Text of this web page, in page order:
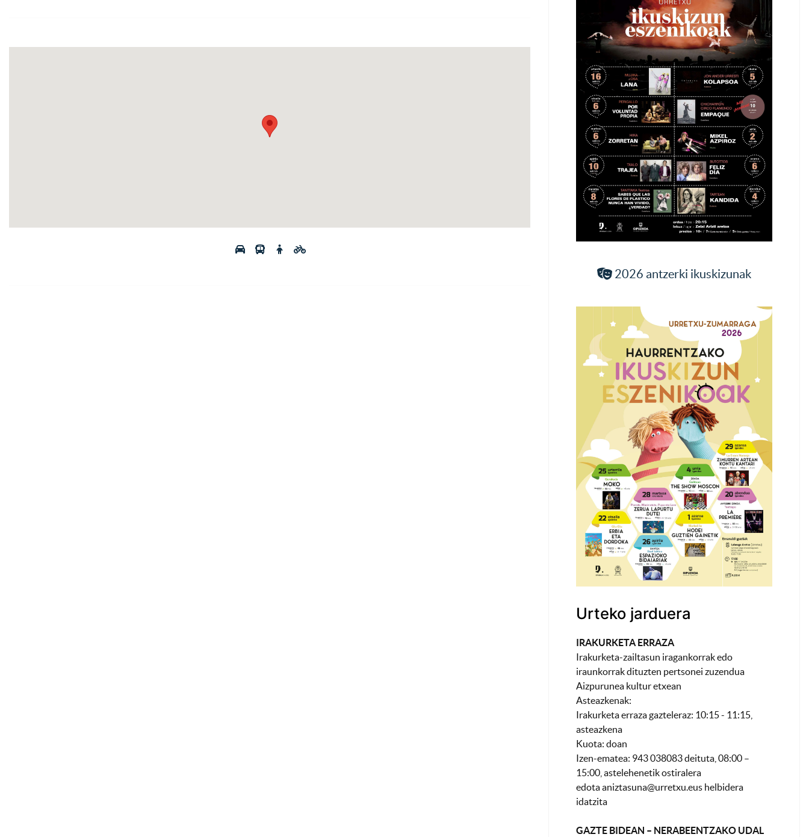
2026 antzerki ikuskizunak
Urteko jarduera
IRAKURKETA ERRAZA
Irakurketa-zailtasun iragankorrak edo
iraunkorrak dituzten pertsonei zuzendua
Aizpurunea kultur etxean
Asteazkenak:
Irakurketa erraza gazteleraz: 10:15 - 11:15,
asteazkena
Kuota: doan
Izen-ematea: 943 038083 deituta, 08:00 –
15:00, astelehenetik ostiralera
edotaaniztasuna@urretxu.eus helbidera
idatzita
GAZTE BIDEAN – NERABEENTZAKO UDAL